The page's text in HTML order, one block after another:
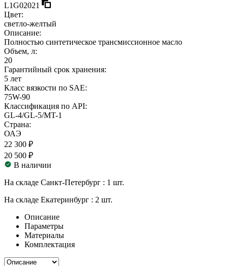
L1G02021
Цвет:
светло-желтый
Описание:
Полностью синтетическое трансмиссионное масло
Объем, л:
20
Гарантийный срок хранения:
5 лет
Класс вязкости по SAE:
75W-90
Классификация по API:
GL-4/GL-5/MT-1
Страна:
ОАЭ
22 300 ₽
20 500 ₽
В наличии
На складе Санкт-Петербург : 1 шт.
На складе Екатеринбург : 2 шт.
Описание
Параметры
Материалы
Комплектация